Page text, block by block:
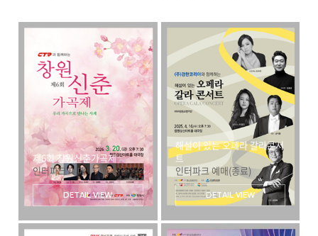
제6회 창원신춘가곡제
인터파크 예매
DETAIL VIEW
해설이 있는 오페라 갈라콘서
트
인터파크 예매(종료)
DETAIL VIEW